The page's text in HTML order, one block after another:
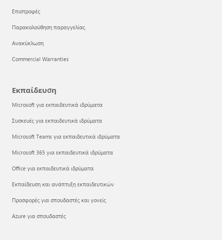
Επιστροφές
Παρακολούθηση παραγγελίας
Ανακύκλωση
Commercial Warranties
Εκπαίδευση
Microsoft για εκπαιδευτικά ιδρύματα
Συσκευές για εκπαιδευτικά ιδρύματα
Microsoft Teams για εκπαιδευτικά ιδρύματα
Microsoft 365 για εκπαιδευτικά ιδρύματα
Office για εκπαιδευτικά ιδρύματα
Εκπαίδευση και ανάπτυξη εκπαιδευτικών
Προσφορές για σπουδαστές και γονείς
Azure για σπουδαστές